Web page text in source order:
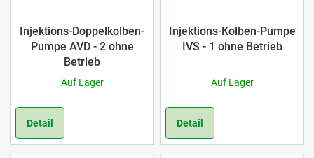
Injektions-Doppelkolben-
Pumpe AVD - 2 ohne
Betrieb
Auf Lager
Detail
Injektions-Kolben-Pumpe
IVS - 1 ohne Betrieb
Auf Lager
Detail